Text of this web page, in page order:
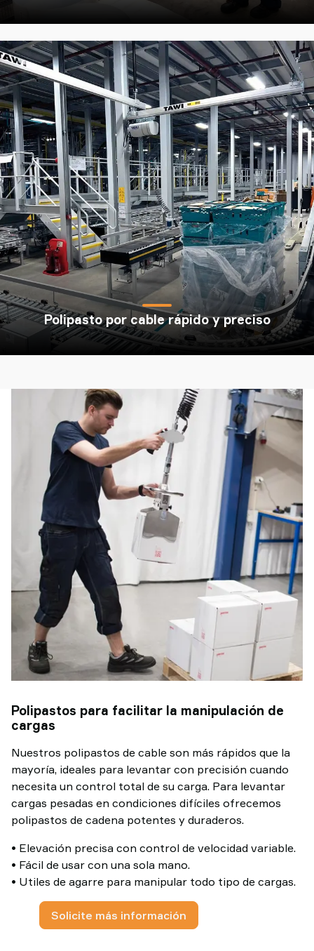
Polipasto por cable rápido y preciso
Polipastos para facilitar la manipulación de
cargas
Nuestros polipastos de cable son más rápidos que la
mayoría, ideales para levantar con precisión cuando
necesita un control total de su carga. Para levantar
cargas pesadas en condiciones difíciles ofrecemos
polipastos de cadena potentes y duraderos.
• Elevación precisa con control de velocidad variable.
• Fácil de usar con una sola mano.
• Utiles de agarre para manipular todo tipo de cargas.
Solicite más información